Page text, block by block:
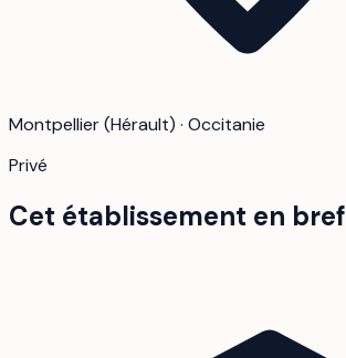
Montpellier (Hérault) · Occitanie
Privé
Cet établissement en bref